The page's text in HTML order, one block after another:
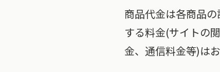
商品代金は各商品
する料金(サイトの
金、通信料金等)は